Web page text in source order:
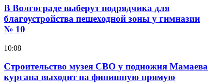
В Волгограде выберут подрядчика для
благоустройства пешеходной зоны у гимназии
№ 10
10:08
Строительство музея СВО у подножия Мамаева
кургана выходит на финишную прямую